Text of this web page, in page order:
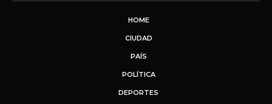
HOME
CIUDAD
PAÍS
POLÍTICA
DEPORTES